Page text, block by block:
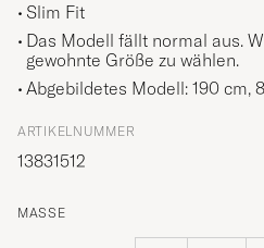
Slim Fit
Das Modell fällt normal aus.
gewohnte Größe zu wählen.
Abgebildetes Modell: 190 cm,
ARTIKELNUMMER
13831512
MASSE